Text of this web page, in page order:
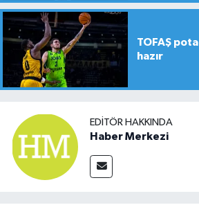
TOFAŞ
hazır
EDITÖR HAKKINDA
Haber Merkezi